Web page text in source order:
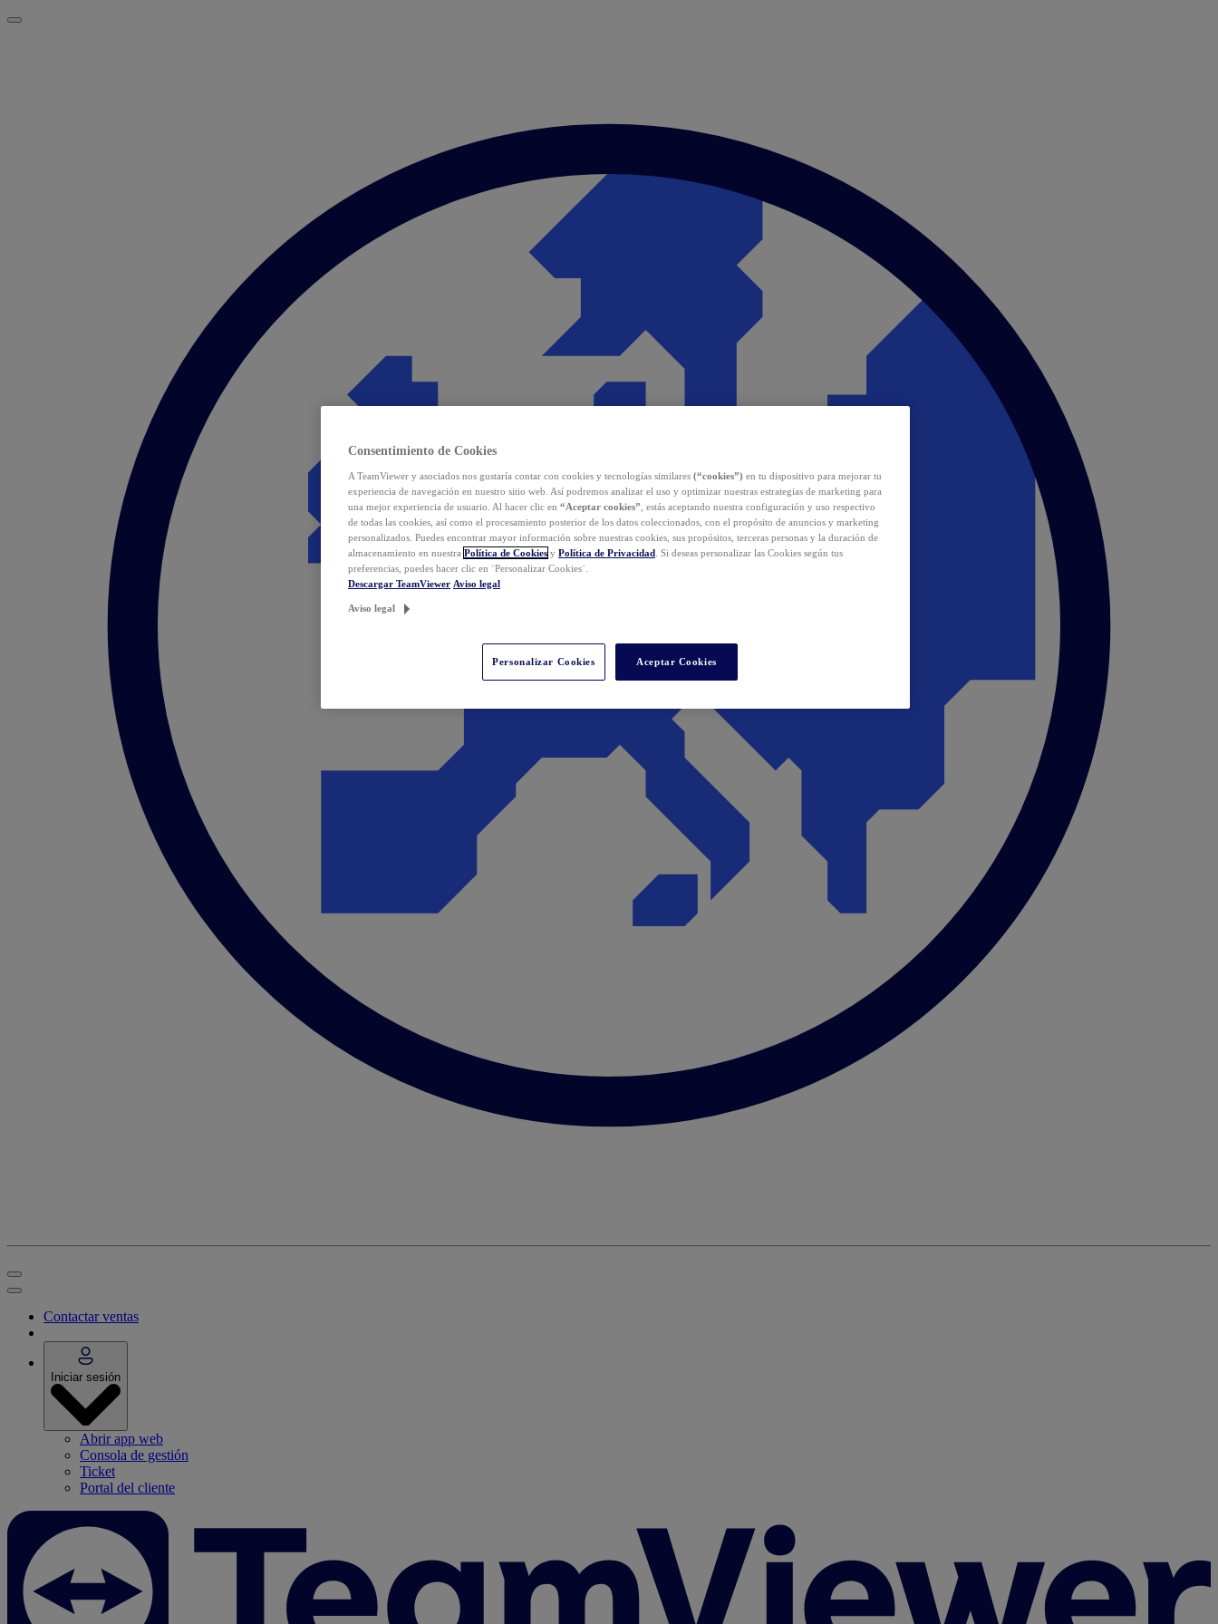
Contactar ventas
Iniciar sesión
Abrir app web
Consola de gestión
Ticket
Portal del cliente
Consentimiento de Cookies
A TeamViewer y asociados nos gustaría contar con cookies y tecnologías similares (“cookies”) en tu dispositivo para mejorar tu
experiencia de navegación en nuestro sitio web. Así podremos analizar el uso y optimizar nuestras estrategias de marketing para
una mejor experiencia de usuario. Al hacer clic en “Aceptar cookies” , estás aceptando nuestra configuración y uso respectivo
de todas las cookies, así como el procesamiento posterior de los datos coleccionados, con el propósito de anuncios y marketing
personalizados. Puedes encontrar mayor información sobre nuestras cookies, sus propósitos, terceras personas y la duración de
almacenamiento en nuestra Política de Cookies y Política de Privacidad . Si deseas personalizar las Cookies según tus
preferencias, puedes hacer clic en ¨Personalizar Cookies¨.
Descargar TeamViewer Aviso legal
Aviso legal
Personalizar Cookies Aceptar Cookies